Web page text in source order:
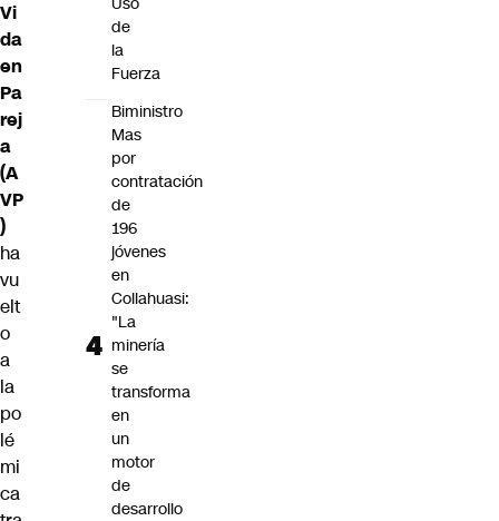
Vi
da
en
Pa
rej
a
(A
VP
)
ha
vu
elt
o
a
la
po
lé
mi
ca
de
la
Fuerza
Biministro
Mas
por
contratación
de
196
jóvenes
en
Collahuasi:
"La
minería
se
transforma
en
un
motor
de
desarrollo